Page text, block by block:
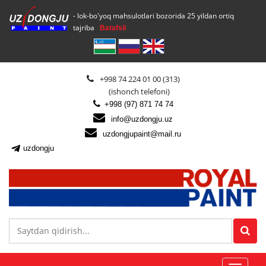
- lok-bo'yoq mahsulotlari bozorida 25 yildan ortiq
tajriba
Batafsil
+998 74 224 01 00 (313)
(ishonch telefoni)
+998 (97) 871 74 74
info@uzdongju.uz
uzdongjupaint@mail.ru
uzdongju